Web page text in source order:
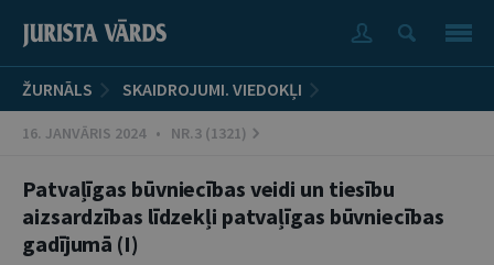
ŽURNĀLS SKAIDROJUMI. VIEDOKĻI
16. JANVĀRIS 2024 • NR.3 (1321)
Patvaļīgas būvniecības veidi un tiesību
aizsardzības līdzekļi patvaļīgas būvniecības
gadījumā (I)